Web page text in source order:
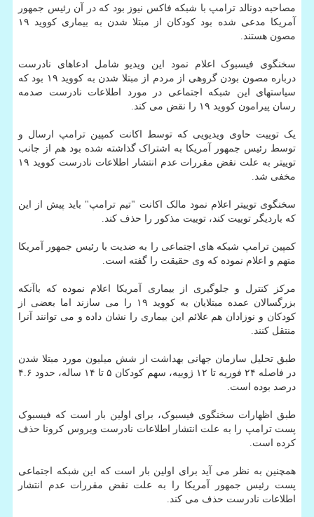
مصاحبه دونالد ترامپ با شبکه فاکس نیوز بود که در آن رئیس جمهور
آمریکا مدعی شده بود کودکان از مبتلا شدن به بیماری کووید ۱۹
مصون هستند.
سخنگوی فیسبوک اعلام نمود این ویدیو شامل ادعاهای نادرست
درباره مصون بودن گروهی از مردم از مبتلا شدن به کووید ۱۹ بود که
سیاستهای این شبکه اجتماعی در مورد اطلاعات نادرست صدمه
رسان پیرامون کووید ۱۹ را نقض می کند.
یک توییت حاوی ویدیویی که توسط اکانت کمپین ترامپ ارسال و
توسط رئیس جمهور آمریکا به اشتراک گذاشته شده بود هم از جانب
توییتر به علت نقض مقررات عدم انتشار اطلاعات نادرست کووید ۱۹
مخفی شد.
سخنگوی توییتر اعلام نمود مالک اکانت "تیم ترامپ" باید پیش از این
که باردیگر توییت کند، توییت مذکور را حذف کند.
کمپین ترامپ شبکه های اجتماعی را به ضدیت با رئیس جمهور آمریکا
متهم و اعلام نموده که وی حقیقت را گفته است.
مرکز کنترل و جلوگیری از بیماری آمریکا اعلام نموده که باآنکه
بزرگسالان عمده مبتلایان به کووید ۱۹ را می سازند اما بعضی از
کودکان و نوزادان هم علائم این بیماری را نشان داده و می توانند آنرا
منتقل کنند.
طبق تحلیل سازمان جهانی بهداشت از شش میلیون مورد مبتلا شدن
در فاصله ۲۴ فوریه تا ۱۲ ژوییه، سهم کودکان ۵ تا ۱۴ ساله، حدود ۴.۶
درصد بوده است.
طبق اظهارات سخنگوی فیسبوک، برای اولین بار است که فیسبوک
پست ترامپ را به علت انتشار اطلاعات نادرست ویروس کرونا حذف
کرده است.
همچنین به نظر می آید برای اولین بار است که این شبکه اجتماعی
پست رئیس جمهور آمریکا را به علت نقض مقررات عدم انتشار
اطلاعات نادرست حذف می کند.